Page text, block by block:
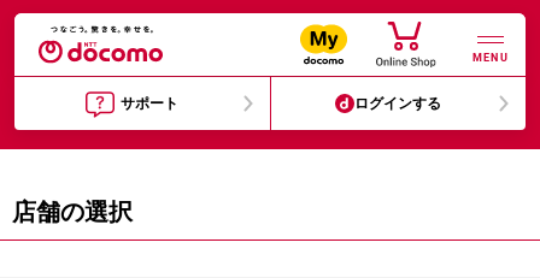
MENU
サポート ログインする
店舗の選択